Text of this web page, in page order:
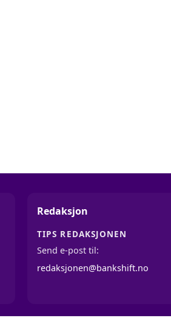
Redaksjon
TIPS REDAKSJONEN
Send e-post til:
redaksjonen@bankshift.no